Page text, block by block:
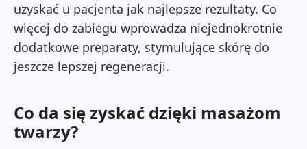
uzyskać u pacjenta jak najlepsze rezultaty. Co
więcej do zabiegu wprowadza niejednokrotnie
dodatkowe preparaty, stymulujące skórę do
jeszcze lepszej regeneracji.
Co da się zyskać dzięki masażom
twarzy?